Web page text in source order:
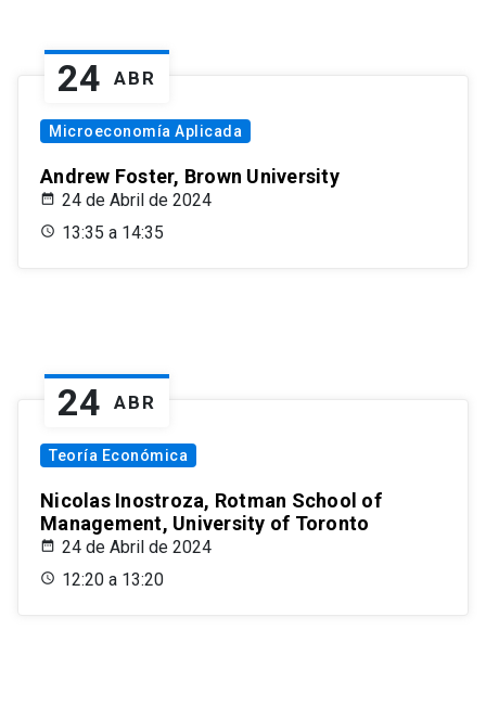
24 ABR
Microeconomía Aplicada
Andrew Foster, Brown University
24 de Abril de 2024
13:35 a 14:35
24 ABR
Teoría Económica
Nicolas Inostroza, Rotman School of
Management, University of Toronto
24 de Abril de 2024
12:20 a 13:20